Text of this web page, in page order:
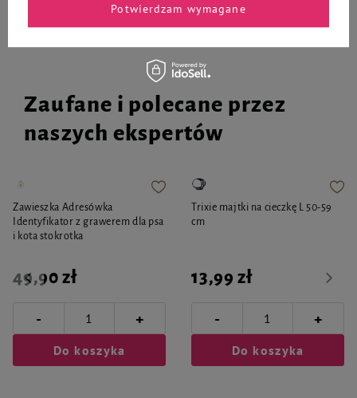
Zaufane i polecane przez
naszych ekspertów
Zawieszka Adresówka
Identyfikator z grawerem dla psa
i kota stokrotka
49,90 zł
- +
Do koszyka
Trixie majtki na cieczkę L 50-59
cm
13,99 zł
- +
Do koszyka
Potwierdzam wymagane